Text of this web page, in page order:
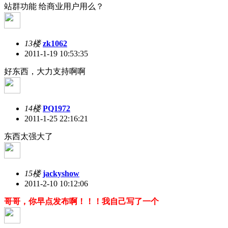
站群功能 给商业用户用么？
13楼 zk1062
2011-1-19 10:53:35
好东西，大力支持啊啊
14楼 PQ1972
2011-1-25 22:16:21
东西太强大了
15楼 jackyshow
2011-2-10 10:12:06
哥哥，你早点发布啊！！！我自己写了一个